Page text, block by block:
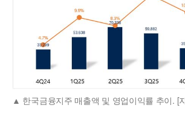
한국금융지주 매출액 및 영업이익률 추이. [